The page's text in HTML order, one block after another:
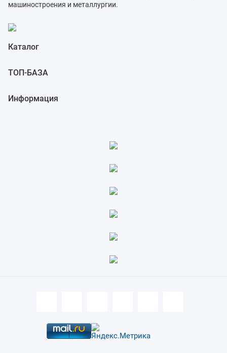
машиностроения и металлургии.
Каталог
ТОП-БАЗА
Информация